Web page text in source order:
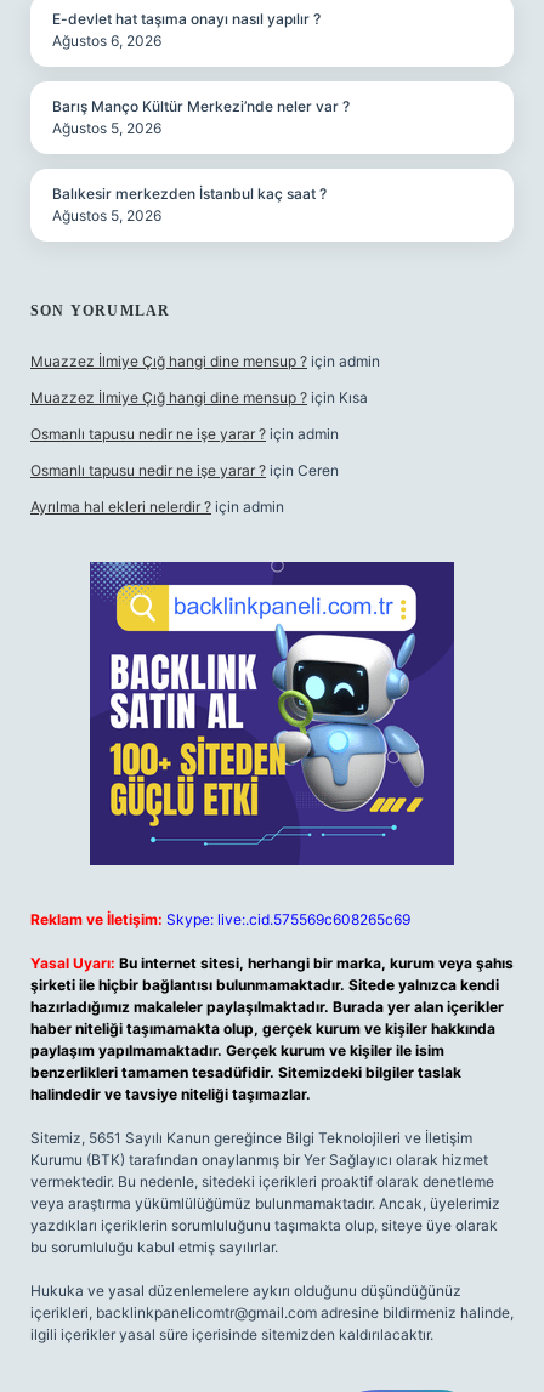
E-devlet hat taşıma onayı nasıl yapılır ?
Ağustos 6, 2026
Barış Manço Kültür Merkezi’nde neler var ?
Ağustos 5, 2026
Balıkesir merkezden İstanbul kaç saat ?
Ağustos 5, 2026
SON YORUMLAR
Muazzez İlmiye Çığ hangi dine mensup ? için admin
Muazzez İlmiye Çığ hangi dine mensup ? için Kısa
Osmanlı tapusu nedir ne işe yarar ? için admin
Osmanlı tapusu nedir ne işe yarar ? için Ceren
Ayrılma hal ekleri nelerdir ? için admin
Reklam ve İletişim: Skype: live:.cid.575569c608265c69
Yasal Uyarı: Bu internet sitesi, herhangi bir marka, kurum veya şahıs
şirketi ile hiçbir bağlantısı bulunmamaktadır. Sitede yalnızca kendi
hazırladığımız makaleler paylaşılmaktadır. Burada yer alan içerikler
haber niteliği taşımamakta olup, gerçek kurum ve kişiler hakkında
paylaşım yapılmamaktadır. Gerçek kurum ve kişiler ile isim
benzerlikleri tamamen tesadüfidir. Sitemizdeki bilgiler taslak
halindedir ve tavsiye niteliği taşımazlar.
Sitemiz, 5651 Sayılı Kanun gereğince Bilgi Teknolojileri ve İletişim
Kurumu (BTK) tarafından onaylanmış bir Yer Sağlayıcı olarak hizmet
vermektedir. Bu nedenle, sitedeki içerikleri proaktif olarak denetleme
veya araştırma yükümlülüğümüz bulunmamaktadır. Ancak, üyelerimiz
yazdıkları içeriklerin sorumluluğunu taşımakta olup, siteye üye olarak
bu sorumluluğu kabul etmiş sayılırlar.
Hukuka ve yasal düzenlemelere aykırı olduğunu düşündüğünüz
içerikleri, backlinkpanelicomtr@gmail.com adresine bildirmeniz halinde,
ilgili içerikler yasal süre içerisinde sitemizden kaldırılacaktır.